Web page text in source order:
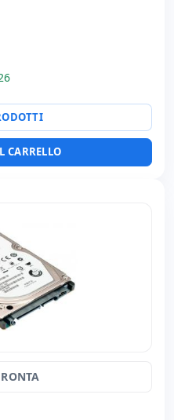
CARRELLO